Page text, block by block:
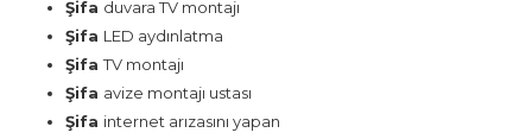
Şifa duvara TV montajı
Şifa LED aydınlatma
ŞifaTV montajı
Şifa avize montajı ustası
Şifa internet arızasını yapan